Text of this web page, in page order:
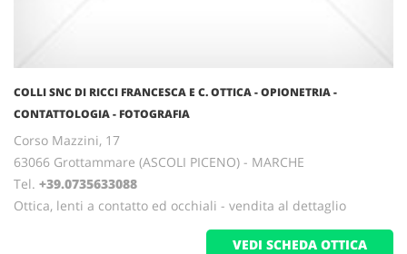
COLLI SNC DI RICCI FRANCESCA E C. OTTICA - OPIONETRIA -
CONTATTOLOGIA - FOTOGRAFIA
Corso Mazzini, 17
63066 Grottammare (ASCOLI PICENO) - MARCHE
Tel. +39.0735633088
Ottica, lenti a contatto ed occhiali - vendita al dettaglio
VEDI SCHEDA OTTICA